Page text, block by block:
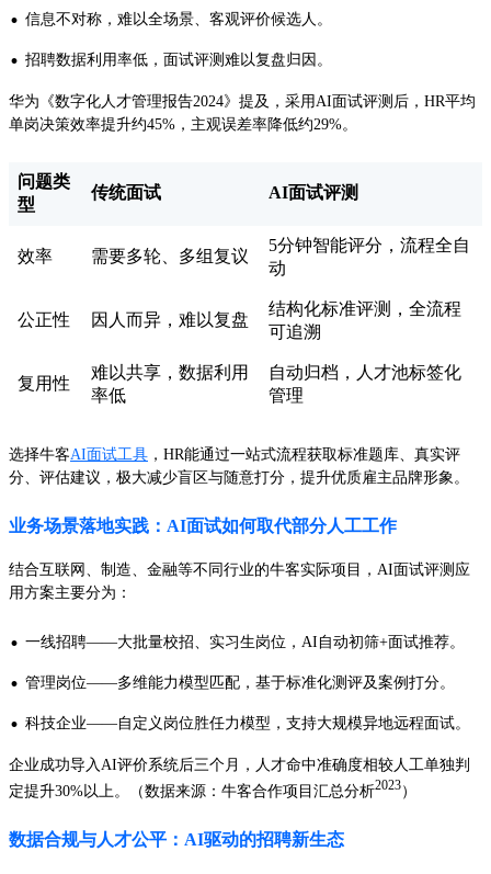
· 信息不对称，难以全场景、客观评价候选人。
· 招聘数据利用率低，面试评测难以复盘归因。
华为《数字化人才管理报告2024》提及，采用AI面试评测后，HR平均
单岗决策效率提升约45%，主观误差率降低约29%。
问题类
型
传统面试 AI面试评测
效率 需要多轮、多组复议
5分钟智能评分，流程全自
动
公正性 因人而异，难以复盘
结构化标准评测，全流程
可追溯
复用性
难以共享，数据利用
率低
自动归档，人才池标签化
管理
选择牛客AI面试工具 ，HR能通过一站式流程获取标准题库、真实评
分、评估建议，极大减少盲区与随意打分，提升优质雇主品牌形象。
业务场景落地实践：AI面试如何取代部分人工工作
结合互联网、制造、金融等不同行业的牛客实际项目，AI面试评测应
用方案主要分为：
· 一线招聘——大批量校招、实习生岗位，AI自动初筛+面试推荐。
· 管理岗位——多维能力模型匹配，基于标准化测评及案例打分。
· 科技企业——自定义岗位胜任力模型，支持大规模异地远程面试。
企业成功导入AI评价系统后三个月，人才命中准确度相较人工单独判
定提升30%以上。（数据来源：牛客合作项目汇总分析2023）
数据合规与人才公平：AI驱动的招聘新生态